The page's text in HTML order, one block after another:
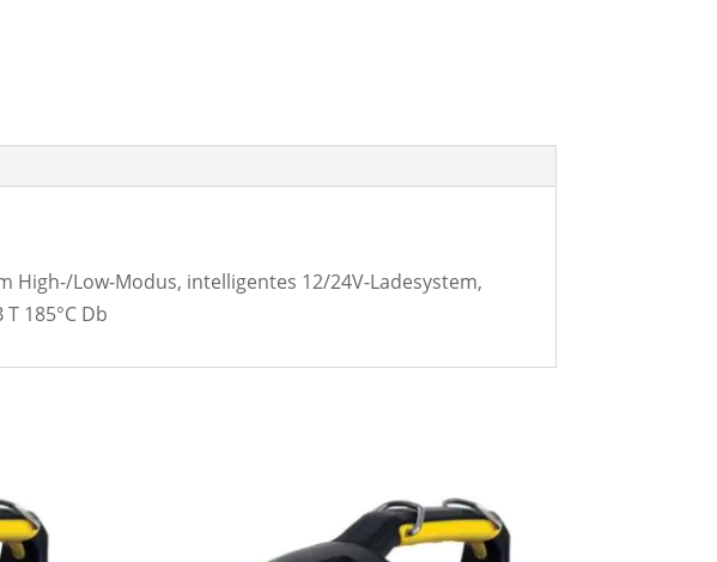
High-/Low-Modus, intelligentes 12/24V-Ladesystem,
185°C Db